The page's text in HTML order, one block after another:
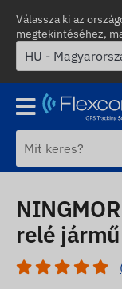
Válassza ki az
megtekintéséhez,
relé